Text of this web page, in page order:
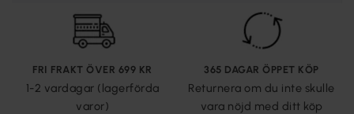
FRI FRAKT ÖVER 699 KR
1-2 vardagar (lagerförda
varor)
365 DAGAR ÖPPET KÖP
Returnera om du inte skulle
vara nöjd med ditt köp